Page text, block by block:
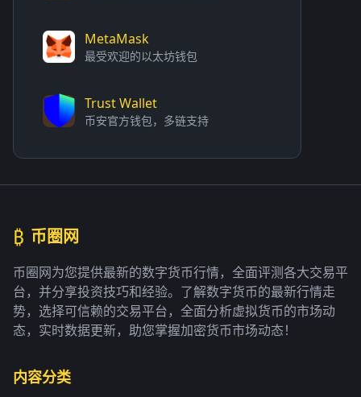
MetaMask
最受欢迎的以太坊钱包
Trust Wallet
币安官方钱包，多链支持
₿ 币圈网
币圈网为您提供最新的数字货币行情，全面评测各大交易平
台，并分享投资技巧和经验。了解数字货币的最新行情走
势，选择可信赖的交易平台，全面分析虚拟货币的市场动
态，实时数据更新，助您掌握加密货币市场动态！
内容分类